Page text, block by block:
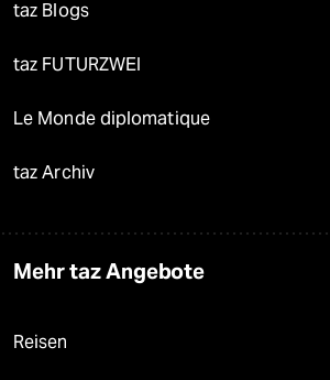
taz Blogs
taz FUTURZWEI
Le Monde diplomatique
taz Archiv
Mehr taz Angebote
Reisen